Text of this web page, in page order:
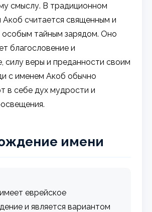
смыслу. В традиционном
Акоб считается священным и
тайным зарядом. Оно
благословение и
силу веры и преданности своим
с именем Акоб обычно
в себе дух мудрости и
имени
еврейское
и является вариантом